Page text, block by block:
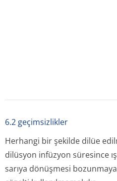
içeriyorsa kullanılmamalıdır.
6.5 Ambalajın niteliği ve İçeriği